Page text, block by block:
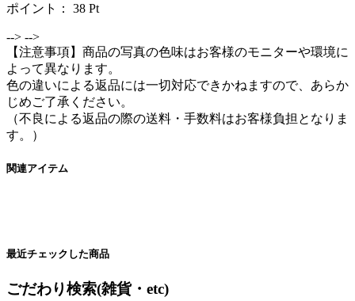
ポイント： 38 Pt
--> -->
【注意事項】商品の写真の色味はお客様のモニターや環境に
よって異なります。
色の違いによる返品には一切対応できかねますので、あらか
じめご了承ください。
（不良による返品の際の送料・手数料はお客様負担となりま
す。）
関連アイテム
最近チェックした商品
ごだわり検索(雑貨・etc)